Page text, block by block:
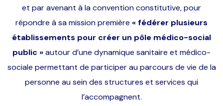
et par avenant à la convention constitutive, pour
répondre à sa mission première « fédérer plusieurs
établissements pour créer un pôle médico-social
public »autour d’une dynamique sanitaire et médico-
sociale permettant de participer au parcours de vie de la
personne au sein des structures et services qui
l’accompagnent.